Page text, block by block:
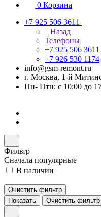
0 Корзина
+7 925 506 3611
Назад
Телефоны
+7 925 506 3611
+7 926 530 1174
info@gsm-remont.ru
г. Москва, 1-й
Пн- Птн: с 10:00 до
Фильтр
Сначала популярные
В наличии
Очистить фильтр
Показать
Очистить фильтр